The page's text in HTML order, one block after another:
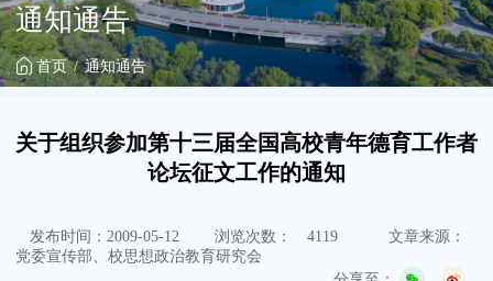
通知通告
首页 通知通告
关于组织参加第十三届全国高校青年德育工作者
论坛征文工作的通知
发布时间：2009-05-12 浏览次数： 4119
文章来源：
党委宣传部、校思想政治教育研究会